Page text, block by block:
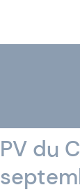
PV du